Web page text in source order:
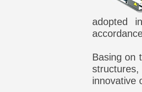
adopted
Basing on
innovative